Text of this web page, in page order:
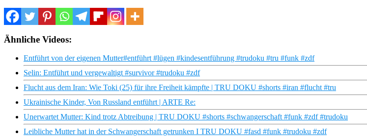
Ähnliche Videos:
Entführt von der eigenen Mutter#entführt #lügen #kindesentführung #trudoku #tru #funk #zdf
Selin: Entführt und vergewaltigt #survivor #trudoku #zdf
Flucht aus dem Iran: Wie Toki (25) für ihre Freiheit kämpfte | TRU DOKU #shorts #iran #flucht #tru
Ukrainische Kinder, Von Russland entführt | ARTE Re:
Unerwartet Mutter: Kind trotz Abtreibung | TRU DOKU #shorts #schwangerschaft #funk #zdf #trudoku
Leibliche Mutter hat in der Schwangerschaft getrunken I TRU DOKU #fasd #funk #trudoku #zdf